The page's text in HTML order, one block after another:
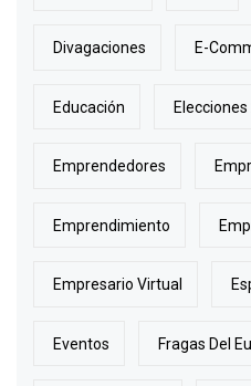
Divagaciones E-
Educación
Emprendedores
Emprendimiento
Empresario Virtual
Eventos Fragas Del